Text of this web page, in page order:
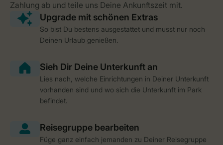
So bist Du bestens ausgestattet und musst nur noch
Deinen Urlaub genießen.
Lies nach, welche Einrichtungen in Deiner Unterkunft
vorhanden sind und wo sich die Unterkunft im Park
befindet.
Füge ganz einfach jemanden zu Deiner Reisegruppe